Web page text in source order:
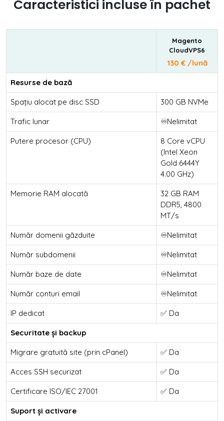
Caracteristici incluse în pachet
Magento
CloudVPS6
130 € /lună
Resurse de bază
Spațiu alocat pe disc SSD 300 GB NVMe
Trafic lunar ♾️Nelimitat
Putere procesor (CPU)
8 Core vCPU
(Intel Xeon
Gold 6444Y
4.00 GHz)
Memorie RAM alocată
32 GB RAM
DDR5, 4800
MT/s
Număr domenii găzduite ♾️Nelimitat
Număr subdomenii ♾️Nelimitat
Număr baze de date ♾️Nelimitat
Număr conturi email ♾️Nelimitat
IP dedicat ✅ Da
Securitate și backup
Migrare gratuită site (prin cPanel) ✅ Da
Acces SSH securizat ✅ Da
Certificare ISO/IEC 27001 ✅ Da
Suport și activare